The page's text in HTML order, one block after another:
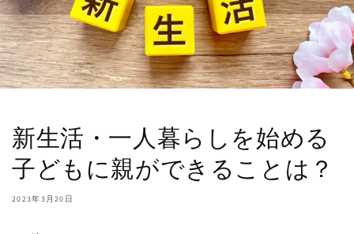
新生活・一人暮らしを始める
子どもに親ができることは？
2023年3月20日